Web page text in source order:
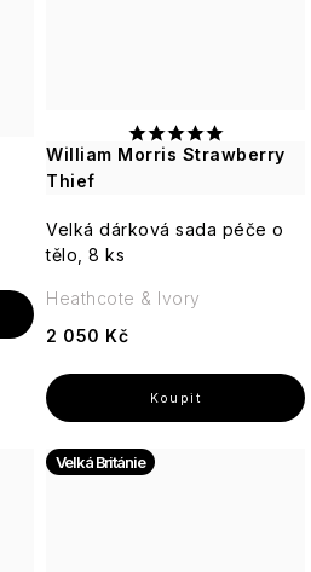
William Morris Strawberry
Thief
Velká dárková sada péče o
tělo, 8 ks
2 050 Kč
Heathcote & Ivory
Velká Británie